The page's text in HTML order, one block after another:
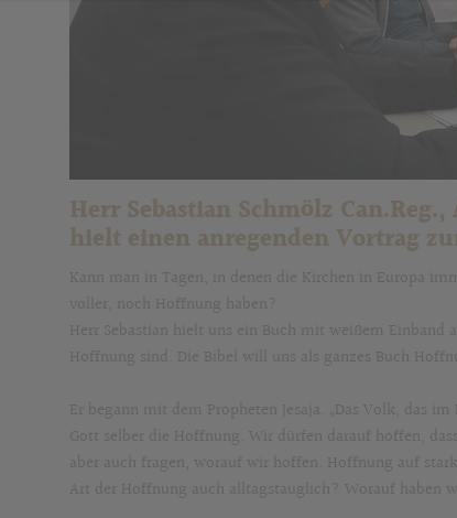
Herr Sebastian Schmölz
hielt einen anregenden Vortrag
Kann man in Tagen, in denen die Kirchen in Europa
voller, noch Hoffnung haben?
Herr Sebastian hielt uns ein Buch mit weißem Einband
Hoffnung sind. Die Bibel will uns als ganzes Buch
Er begann mit dem Propheten Jesaja. „Das Volk, das
Gott selber die Hoffnung. Wir dürfen darauf hoffen,
aber auch fragen, worauf wir hoffen. Hoffnung auf
Art der Hoffnung auch alltagstauglich? Worauf haben